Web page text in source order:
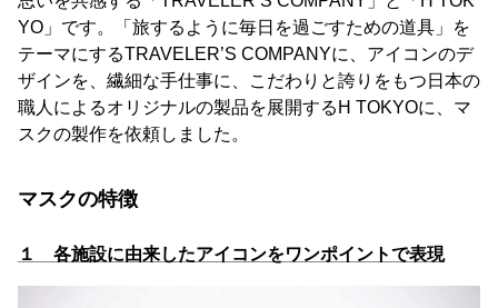
YO」です。「旅するように毎日を過ごすための道具」を
テーマにするTRAVELER’S COMPANYに、アイコンのデ
ザインを、繊細な手仕事に、こだわりと誇りをもつ日本の
職人によるオリジナルの製品を展開するH TOKYOに、マ
スクの製作を依頼しました。
マスクの特徴
１ 各施設に由来したアイコンをワンポイントで表現